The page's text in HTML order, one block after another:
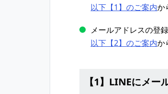
以下【1】のご案内か
メールアドレスの登
以下【2】のご案内か
【1】LINEにメ